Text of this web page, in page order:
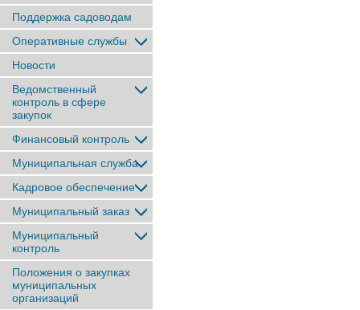
Поддержка садоводам
Оперативные службы
Новости
Ведомственный
контроль в сфере
закупок
Финансовый контроль
Муниципальная служба
Кадровое обеспечение
Муниципальный заказ
Муниципальный
контроль
Положения о закупках
муниципальных
организаций